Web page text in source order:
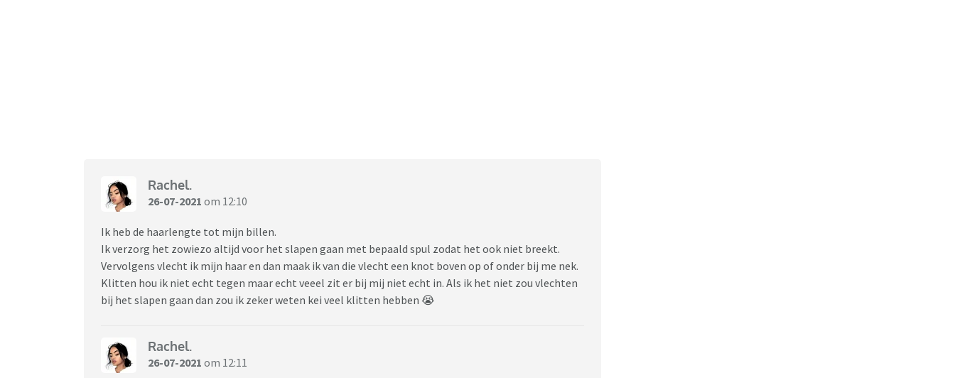
Rachel.
26-07-2021 om 12:10
Ik heb de haarlengte tot mijn billen.
Ik verzorg het zowiezo altijd voor het slapen gaan met bepaald spul zodat het ook niet breekt.
Vervolgens vlecht ik mijn haar en dan maak ik van die vlecht een knot boven op of onder bij me nek.
Klitten hou ik niet echt tegen maar echt veeel zit er bij mij niet echt in. Als ik het niet zou vlechten
bij het slapen gaan dan zou ik zeker weten kei veel klitten hebben 😭
Rachel.
26-07-2021 om 12:11